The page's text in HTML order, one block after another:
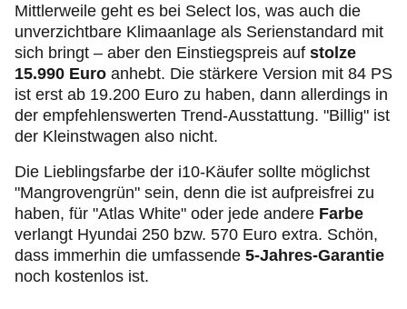
Mittlerweile geht es bei Select los, was auch die
unverzichtbare Klimaanlage als Serienstandard mit
sich bringt – aber den Einstiegspreis auf stolze
15.990 Euro anhebt. Die stärkere Version mit 84 PS
ist erst ab 19.200 Euro zu haben, dann allerdings in
der empfehlenswerten Trend-Ausstattung. "Billig" ist
der Kleinstwagen also nicht.
Die Lieblingsfarbe der i10-Käufer sollte möglichst
"Mangrovengrün" sein, denn die ist aufpreisfrei zu
haben, für "Atlas White" oder jede andere Farbe
verlangt Hyundai 250 bzw. 570 Euro extra. Schön,
dass immerhin die umfassende 5-Jahres-Garantie
noch kostenlos ist.